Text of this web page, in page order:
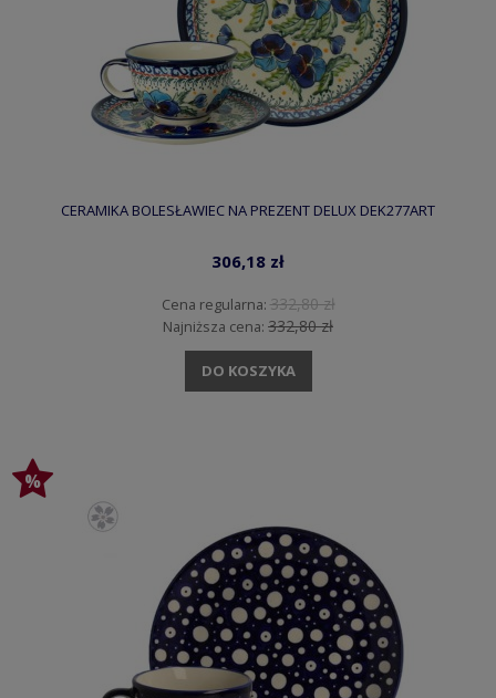
CERAMIKA BOLESŁAWIEC NA PREZENT DELUX DEK277ART
306,18 zł
Cena regularna: 332,80 zł
Najniższa cena: 332,80 zł
DO KOSZYKA